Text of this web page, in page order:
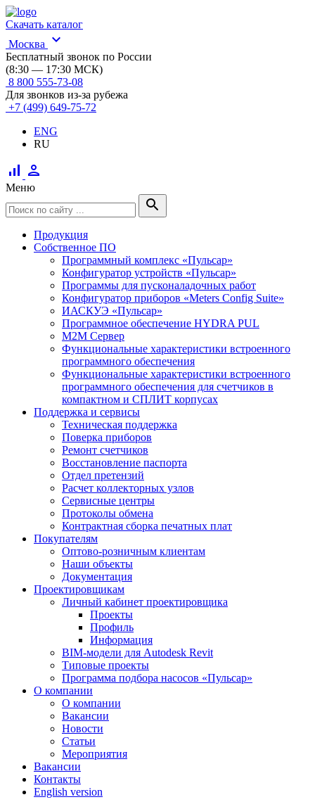
Скачать каталог
Москва
expand_more
Бесплатный звонок по России
(8:30 — 17:30 МСК)
8 800 555-73-08
Для звонков из-за рубежа
+7 (499) 649-75-72
ENG
RU
signal_cellular_alt person
Меню
search
Продукция
Собственное ПО
Программный комплекс «Пульсар»
Конфигуратор устройств «Пульсар»
Программы для пусконаладочных работ
Конфигуратор приборов «Meters Config Suite»
ИАСКУЭ «Пульсар»
Программное обеспечение HYDRA PUL
M2M Сервер
Функциональные характеристики встроенного
программного обеспечения
Функциональные характеристики встроенного
программного обеспечения для счетчиков в
компактном и СПЛИТ корпусах
Поддержка и сервисы
Техническая поддержка
Поверка приборов
Ремонт счетчиков
Восстановление паспорта
Отдел претензий
Расчет коллекторных узлов
Сервисные центры
Протоколы обмена
Контрактная сборка печатных плат
Покупателям
Оптово-розничным клиентам
Наши объекты
Документация
Проектировщикам
Личный кабинет проектировщика
Проекты
Профиль
Информация
BIM-модели для Autodesk Revit
Типовые проекты
Программа подбора насосов «Пульсар»
О компании
О компании
Вакансии
Новости
Статьи
Мероприятия
Вакансии
Контакты
English version